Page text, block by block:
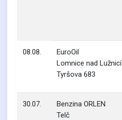
08.08.
EuroOil
Lomnice nad Lužnicí
Tyršova 683
30.07.
Benzina ORLEN
Telč